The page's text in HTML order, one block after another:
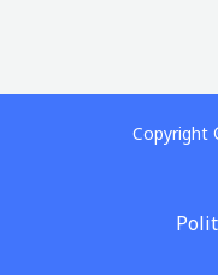
Copyright